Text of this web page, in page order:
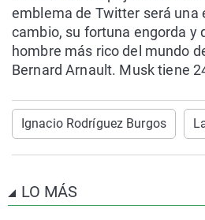
emblema de Twitter será una
cambio, su fortuna engorda y
hombre más rico del mundo
Bernard Arnault. Musk tiene
Ignacio Rodríguez Burgos
LO MÁS